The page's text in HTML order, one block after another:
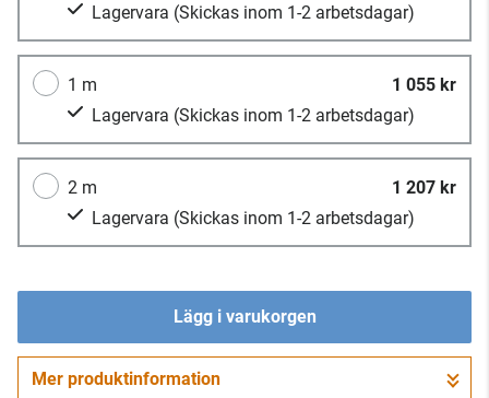
Lagervara (Skickas inom 1-2 arbetsdagar)
1 m
1 055 kr
Lagervara (Skickas inom 1-2 arbetsdagar)
2 m
1 207 kr
Lagervara (Skickas inom 1-2 arbetsdagar)
Lägg i varukorgen
Gå till kassan
Mer produktinformation